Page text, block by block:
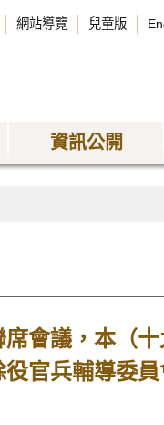
網站導覽 兒童版
資訊公開
會議，本（
官兵輔導委